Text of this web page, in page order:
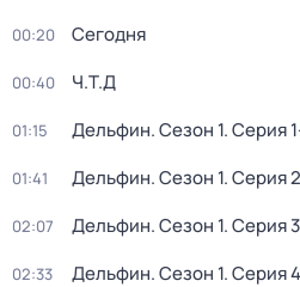
00:20 Сегодня
00:40 Ч.T.Д
01:15 Дельфин. Сезон 1. Серия
01:41 Дельфин. Сезон 1. Серия
02:07 Дельфин. Сезон 1. Серия
02:33 Дельфин. Сезон 1. Серия